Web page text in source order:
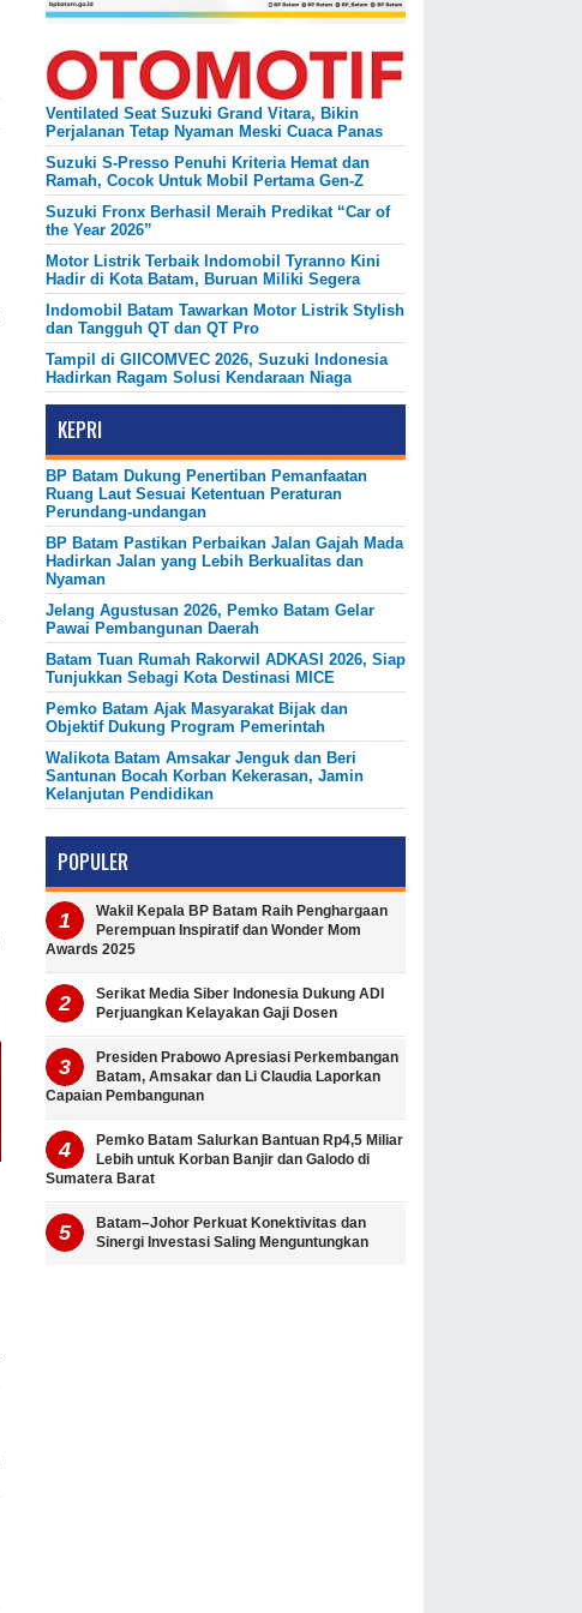
Ventilated Seat Suzuki Grand Vitara, Bikin
Perjalanan Tetap Nyaman Meski Cuaca Panas
Suzuki S-Presso Penuhi Kriteria Hemat dan
Ramah, Cocok Untuk Mobil Pertama Gen-Z
Suzuki Fronx Berhasil Meraih Predikat “Car of
the Year 2026”
Motor Listrik Terbaik Indomobil Tyranno Kini
Hadir di Kota Batam, Buruan Miliki Segera
Indomobil Batam Tawarkan Motor Listrik Stylish
dan Tangguh QT dan QT Pro
Tampil di GIICOMVEC 2026, Suzuki Indonesia
Hadirkan Ragam Solusi Kendaraan Niaga
KEPRI
BP Batam Dukung Penertiban Pemanfaatan
Ruang Laut Sesuai Ketentuan Peraturan
Perundang-undangan
BP Batam Pastikan Perbaikan Jalan Gajah Mada
Hadirkan Jalan yang Lebih Berkualitas dan
Nyaman
Jelang Agustusan 2026, Pemko Batam Gelar
Pawai Pembangunan Daerah
Batam Tuan Rumah Rakorwil ADKASI 2026, Siap
Tunjukkan Sebagi Kota Destinasi MICE
Pemko Batam Ajak Masyarakat Bijak dan
Objektif Dukung Program Pemerintah
Walikota Batam Amsakar Jenguk dan Beri
Santunan Bocah Korban Kekerasan, Jamin
Kelanjutan Pendidikan
POPULER
Wakil Kepala BP Batam Raih Penghargaan
Perempuan Inspiratif dan Wonder Mom
Awards 2025
Serikat Media Siber Indonesia Dukung ADI
Perjuangkan Kelayakan Gaji Dosen
Presiden Prabowo Apresiasi Perkembangan
Batam, Amsakar dan Li Claudia Laporkan
Capaian Pembangunan
Pemko Batam Salurkan Bantuan Rp4,5 Miliar
Lebih untuk Korban Banjir dan Galodo di
Sumatera Barat
Batam–Johor Perkuat Konektivitas dan
Sinergi Investasi Saling Menguntungkan